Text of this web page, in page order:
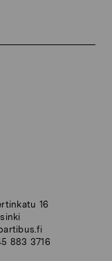
16
883 3716